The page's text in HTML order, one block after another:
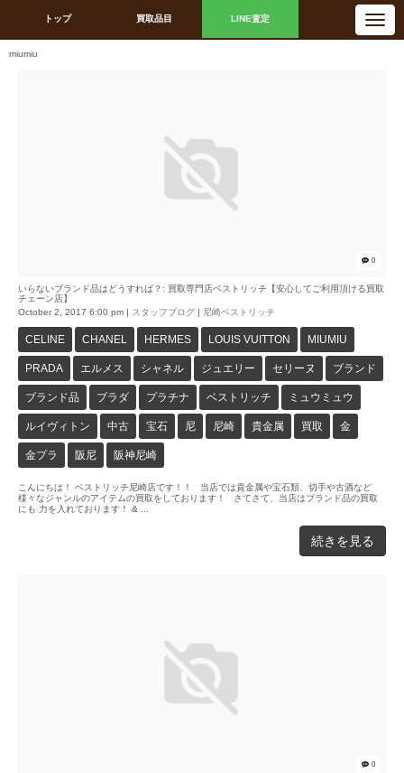
トップ 買取品目 LINE査定
N
a
v
miumiu
0
いらないブランド品はどうすれば？: 買取専門店ベストリッチ【安心してご利用頂ける買取
チェーン店】
October 2, 2017 6:00 pm | スタッフブログ | 尼崎ベストリッチ
CELINE CHANEL HERMES LOUIS VUITTON MIUMIU
PRADA エルメス シャネル ジュエリー セリーヌ ブランド
ブランド品 プラダ プラチナ ベストリッチ ミュウミュウ
ルイヴィトン 中古 宝石 尼 尼崎 貴金属 買取 金
金プラ 阪尼 阪神尼崎
こんにちは！ ベストリッチ尼崎店です！！ 当店では貴金属や宝石類、切手や古酒など
様々なジャンルのアイテムの買取をしております！ さてさて、当店はブランド品の買取
にも 力を入れております！ & ...
続きを見る
0